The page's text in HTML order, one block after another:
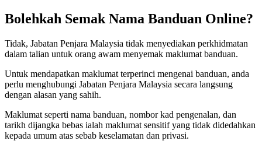
Bolehkah Semak Nama Banduan Online?
Tidak, Jabatan Penjara Malaysia tidak menyediakan perkhidmatan
dalam talian untuk orang awam menyemak maklumat banduan.
Untuk mendapatkan maklumat terperinci mengenai banduan, anda
perlu menghubungi Jabatan Penjara Malaysia secara langsung
dengan alasan yang sahih.
Maklumat seperti nama banduan, nombor kad pengenalan, dan
tarikh dijangka bebas ialah maklumat sensitif yang tidak didedahkan
kepada umum atas sebab keselamatan dan privasi.